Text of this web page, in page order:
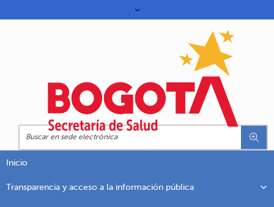
Inicio
Transparencia y acceso a la información pública